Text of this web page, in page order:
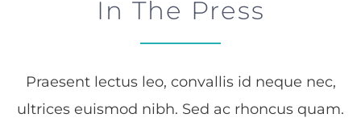
In The Press
Praesent lectus leo, convallis id neque nec,
ultrices euismod nibh. Sed ac rhoncus quam.